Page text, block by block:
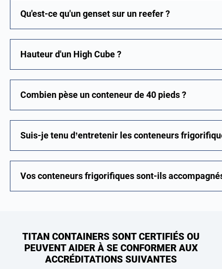
Qu'est-ce qu'un genset sur un reefer ?
Hauteur d'un High Cube ?
Combien pèse un conteneur de 40 pieds ?
Suis-je tenu d’entretenir les conteneurs
Vos conteneurs frigorifiques sont-ils
TITAN CONTAINERS SONT CERTIFIÉS OU
PEUVENT AIDER À SE CONFORMER AUX
ACCRÉDITATIONS SUIVANTES